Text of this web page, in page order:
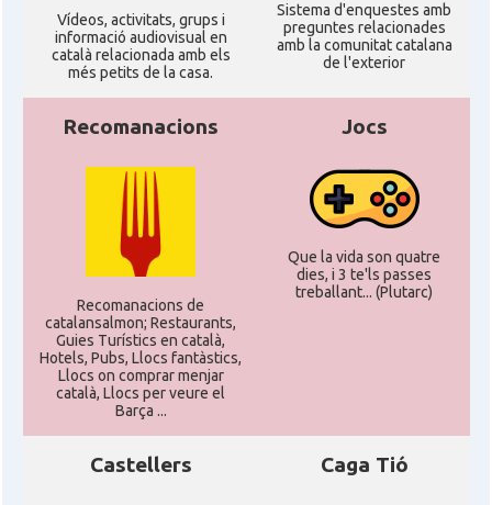
Ví­deos, activitats, grups i
informació audiovisual en
català relacionada amb els
més petits de la casa.
Sistema d'enquestes amb
preguntes relacionades
amb la comunitat catalana
de l'exterior
Recomanacions
Recomanacions de
catalansalmon; Restaurants,
Guies Turístics en català,
Hotels, Pubs, Llocs fantàstics,
Llocs on comprar menjar
català, Llocs per veure el
Barça ...
Jocs
Que la vida son quatre
dies, i 3 te'ls passes
treballant... (Plutarc)
Castellers Caga Tió